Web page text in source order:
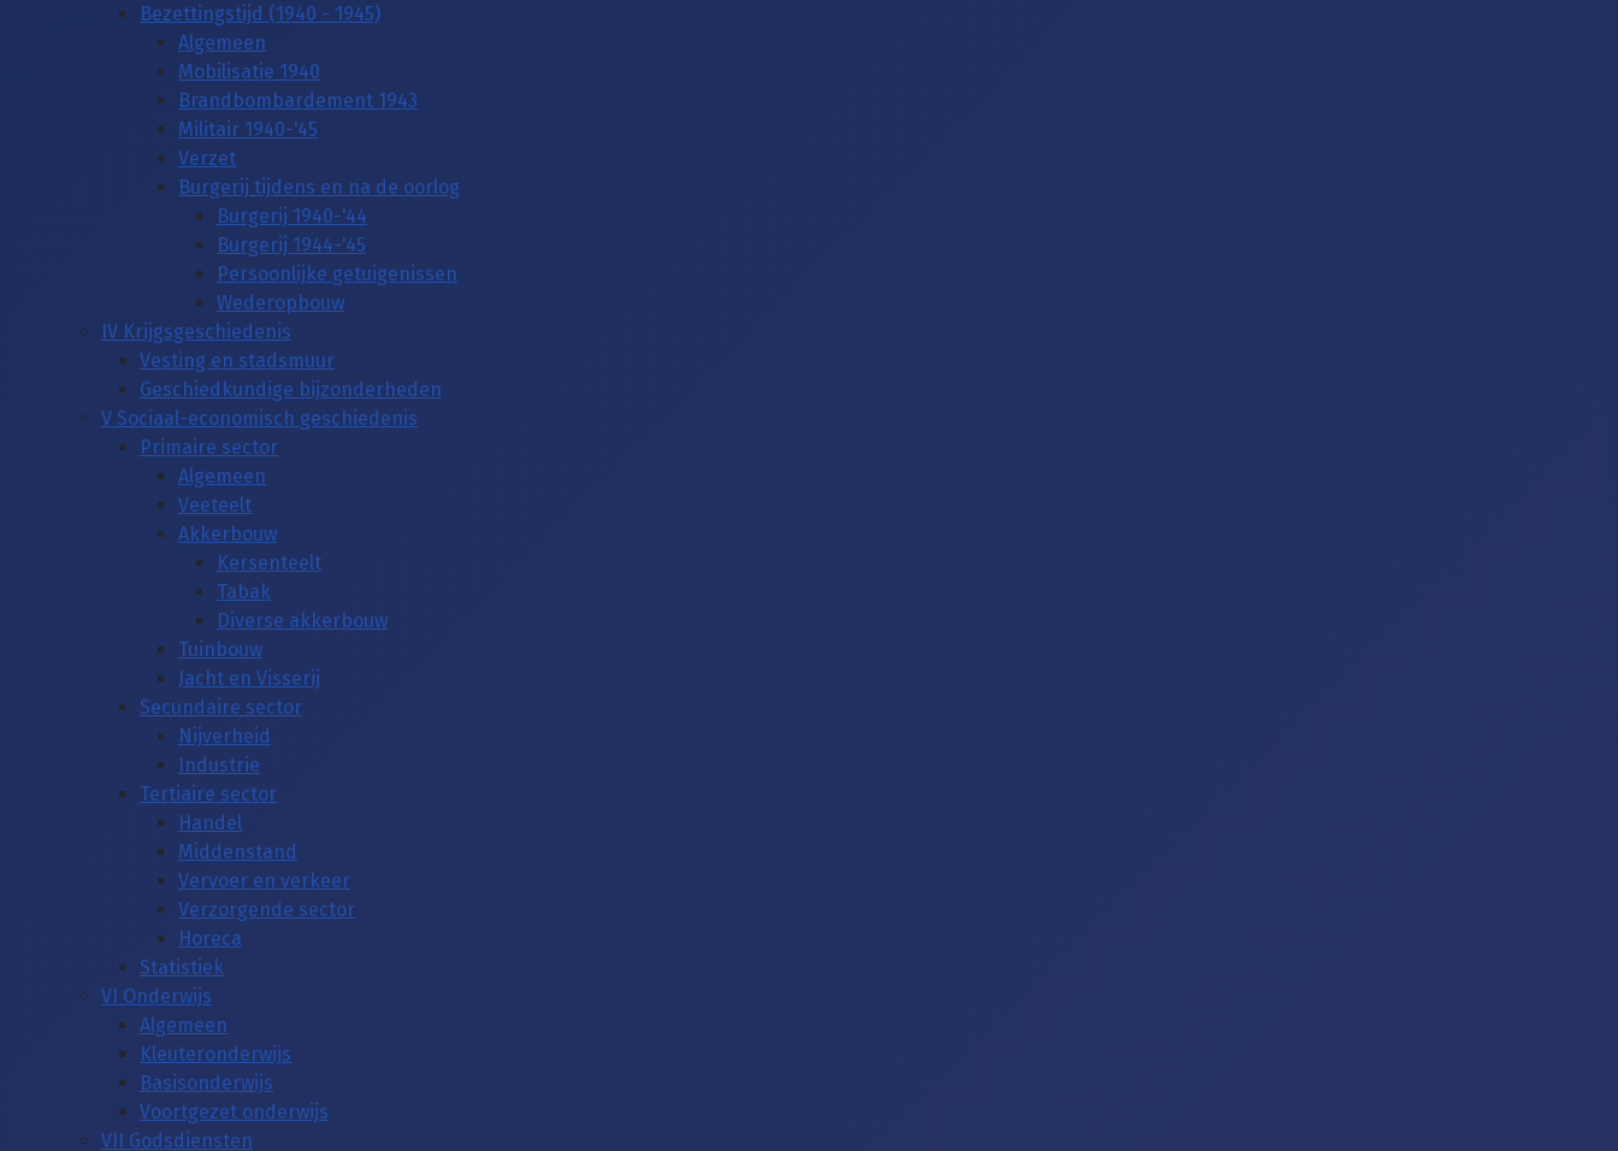
Bezettingstijd (1940 - 1945)
Algemeen
Mobilisatie 1940
Brandbombardement 1943
Militair 1940-'45
Verzet
Burgerij tijdens en na de oorlog
Burgerij 1940-'44
Burgerij 1944-'45
Persoonlijke getuigenissen
Wederopbouw
IV Krijgsgeschiedenis
Vesting en stadsmuur
Geschiedkundige bijzonderheden
V Sociaal-economisch geschiedenis
Primaire sector
Algemeen
Veeteelt
Akkerbouw
Kersenteelt
Tabak
Diverse akkerbouw
Tuinbouw
Jacht en Visserij
Secundaire sector
Nijverheid
Industrie
Tertiaire sector
Handel
Middenstand
Vervoer en verkeer
Verzorgende sector
Horeca
Statistiek
VI Onderwijs
Algemeen
Kleuteronderwijs
Basisonderwijs
Voortgezet onderwijs
VII Godsdiensten